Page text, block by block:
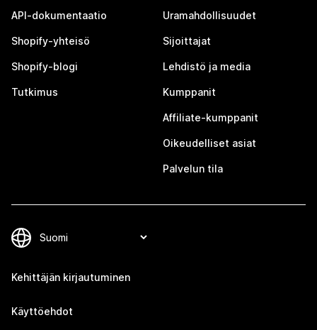
API-dokumentaatio
Shopify-yhteisö
Shopify-blogi
Tutkimus
Uramahdollisuudet
Sijoittajat
Lehdistö ja media
Kumppanit
Affiliate-kumppanit
Oikeudelliset asiat
Palvelun tila
Kehittäjän kirjautuminen
Käyttöehdot